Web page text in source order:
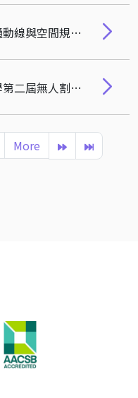
【活動轉知】大學校園交通動線與空間規劃討論會
【活動轉知】國立清華大學第二屆無人割草機與割草圖案競賽(2026)
More